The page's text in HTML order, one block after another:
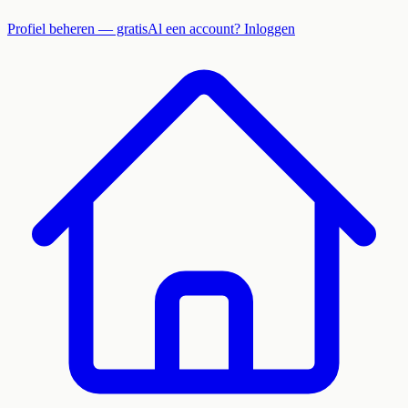
Profiel beheren — gratisAl een account? Inloggen